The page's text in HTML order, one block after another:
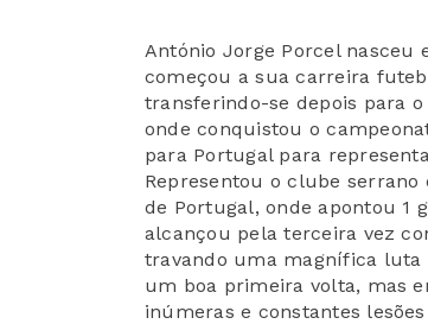
António Jorge Porcel nasceu
começou a sua carreira
transferindo-se depois para
onde conquistou o
para Portugal para
Representou o clube serrano
de Portugal, onde apontou 1
alcançou pela terceira vez
travando uma magnífica luta
um boa primeira volta, mas
inúmeras e constantes